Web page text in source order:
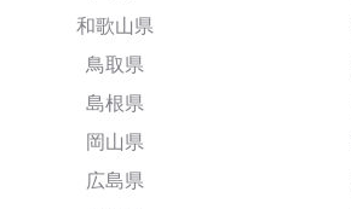
和歌山県
鳥取県
島根県
岡山県
広島県